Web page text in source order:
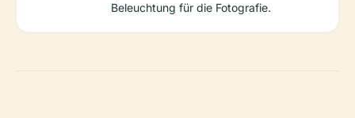
Beleuchtung für die Fotografie.